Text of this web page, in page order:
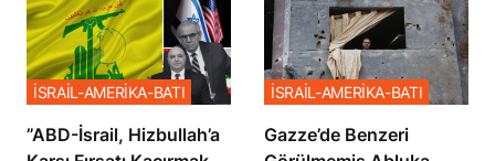
​​​​​​​”ABD-İsrail, Hizbullah’a
İSRAİL-AMERİKA-BATI
​​​​​​​Gazze’de Benzeri
İSRAİL-AMERİKA-BATI